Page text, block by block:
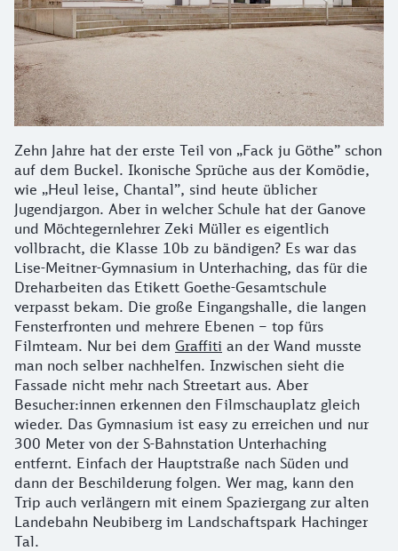
Zehn Jahre hat der erste Teil von „Fack ju Göthe” schon
auf dem Buckel. Ikonische Sprüche aus der Komödie,
wie „Heul leise, Chantal”, sind heute üblicher
Jugendjargon. Aber in welcher Schule hat der Ganove
und Möchtegernlehrer Zeki Müller es eigentlich
vollbracht, die Klasse 10b zu bändigen? Es war das
Lise-Meitner-Gymnasium in Unterhaching, das für die
Dreharbeiten das Etikett Goethe-Gesamtschule
verpasst bekam. Die große Eingangshalle, die langen
Fensterfronten und mehrere Ebenen – top fürs
Filmteam. Nur bei dem Graffiti an der Wand musste
man noch selber nachhelfen. Inzwischen sieht die
Fassade nicht mehr nach Streetart aus. Aber
Besucher:innen erkennen den Filmschauplatz gleich
wieder. Das Gymnasium ist easy zu erreichen und nur
300 Meter von der S-Bahnstation Unterhaching
entfernt. Einfach der Hauptstraße nach Süden und
dann der Beschilderung folgen. Wer mag, kann den
Trip auch verlängern mit einem Spaziergang zur alten
Landebahn Neubiberg im Landschaftspark Hachinger
Tal.